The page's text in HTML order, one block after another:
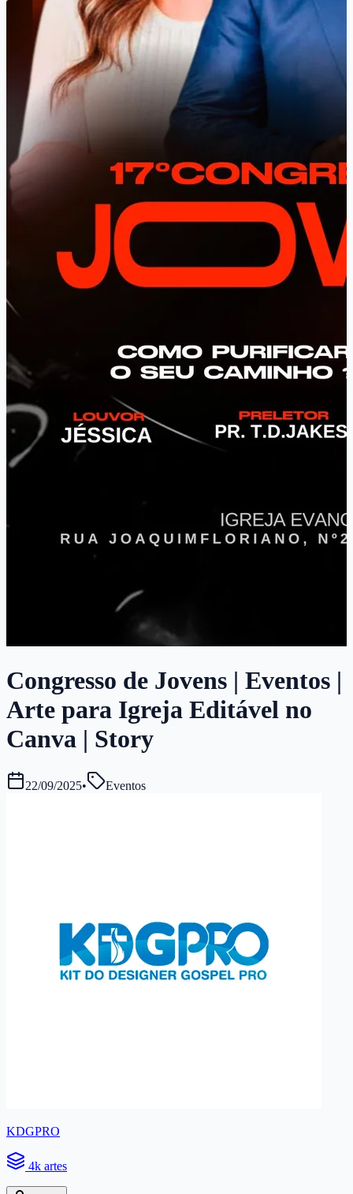
Congresso de Jovens | Eventos |
Arte para Igreja Editável no
Canva | Story
22/09/2025• Eventos
KDGPRO
4k artes